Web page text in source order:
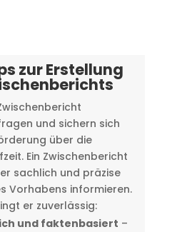
zur Erstellung
und sichern sich
über die
Ein Zwischenbericht
sachlich und präzise
Vorhabens informieren.
er zuverlässig:
und faktenbasiert –